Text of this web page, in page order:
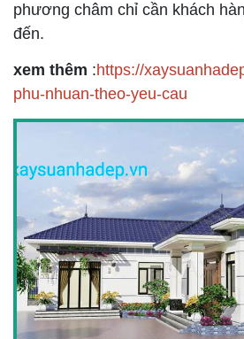
phương châm chỉ cần khách
đến.
xem thêm :https://
phu-nhuan-theo-yeu-cau